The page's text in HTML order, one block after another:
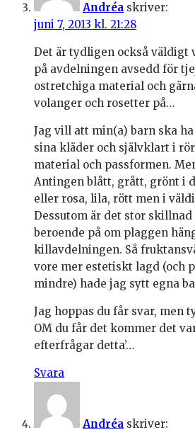
Andréa skriver:
juni 7, 2013 kl. 21:28
Det är tydligen också
på avdelningen avsedd för
ostretchiga material och
volanger och rosetter på…
Jag vill att min(a) barn ska
sina kläder och självklart i
material och passformen.
Antingen blått, grått, grönt i
eller rosa, lila, rött men i
Dessutom är det stor
beroende på om plaggen
killavdelningen. Så
vore mer estetiskt lagd (och
mindre) hade jag sytt egna
Jag hoppas du får svar, men
OM du får det kommer det
efterfrågar detta’…
Svara
Andréa skriver: